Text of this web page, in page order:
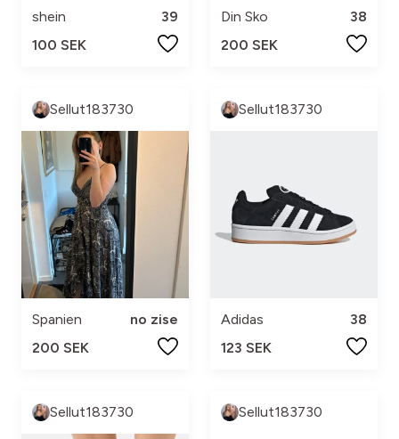
shein
39
100 SEK
Din Sko
38
200 SEK
Sellut183730
Spanien
no zise
200 SEK
Sellut183730
Adidas
38
123 SEK
Sellut183730 Sellut183730